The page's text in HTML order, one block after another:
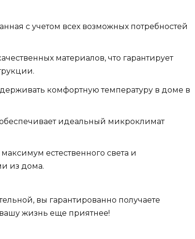
с учетом всех возможных потребностей
материалов, что гарантирует
комфортную температуру в доме в
идеальный микроклимат
естественного света и
из дома.
вы гарантированно получаете
жизнь еще приятнее!